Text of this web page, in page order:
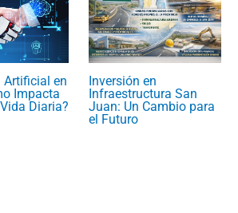
Artificial en
Impacta
Diaria?
Inversión en
Infraestructura San
Juan: Un Cambio para
el Futuro